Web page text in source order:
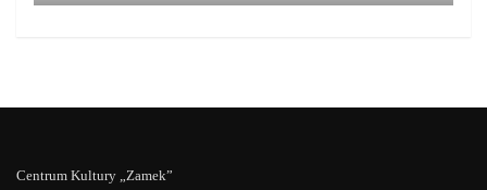
Centrum Kultury „Zamek”